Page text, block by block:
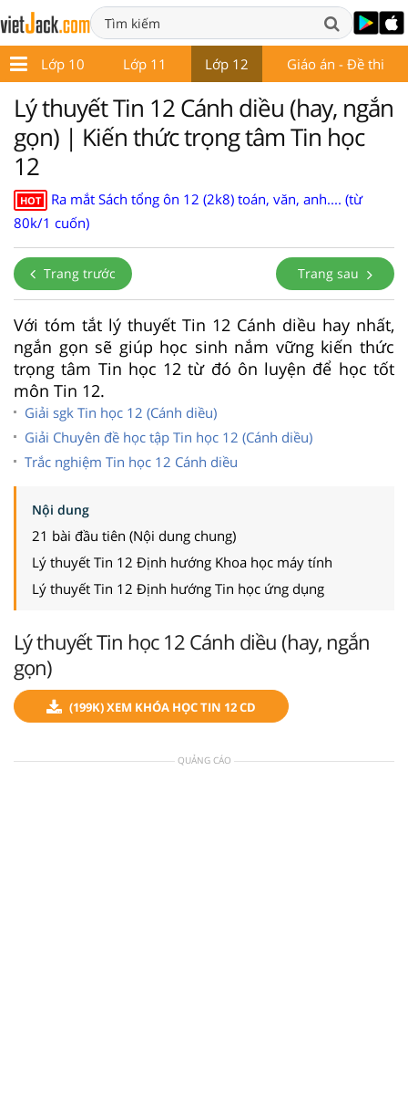
Lớp 10 Lớp 11 Lớp 12 Giáo án - Đề thi
Lý thuyết Tin 12 Cánh diều (hay, ngắn
gọn) | Kiến thức trọng tâm Tin học
12
HOT
Ra mắt Sách tổng ôn 12 (2k8) toán, văn, anh.... (từ
80k/1 cuốn)
Trang trước Trang sau
Với tóm tắt lý thuyết Tin 12 Cánh diều hay nhất,
ngắn gọn sẽ giúp học sinh nắm vững kiến thức
trọng tâm Tin học 12 từ đó ôn luyện để học tốt
môn Tin 12.
Giải sgk Tin học 12 (Cánh diều)
Giải Chuyên đề học tập Tin học 12 (Cánh diều)
Trắc nghiệm Tin học 12 Cánh diều
Nội dung
21 bài đầu tiên (Nội dung chung)
Lý thuyết Tin 12 Định hướng Khoa học máy tính
Lý thuyết Tin 12 Định hướng Tin học ứng dụng
Lý thuyết Tin học 12 Cánh diều (hay, ngắn
gọn)
(199K) XEM KHÓA HỌC TIN 12 CD
QUẢNG CÁO